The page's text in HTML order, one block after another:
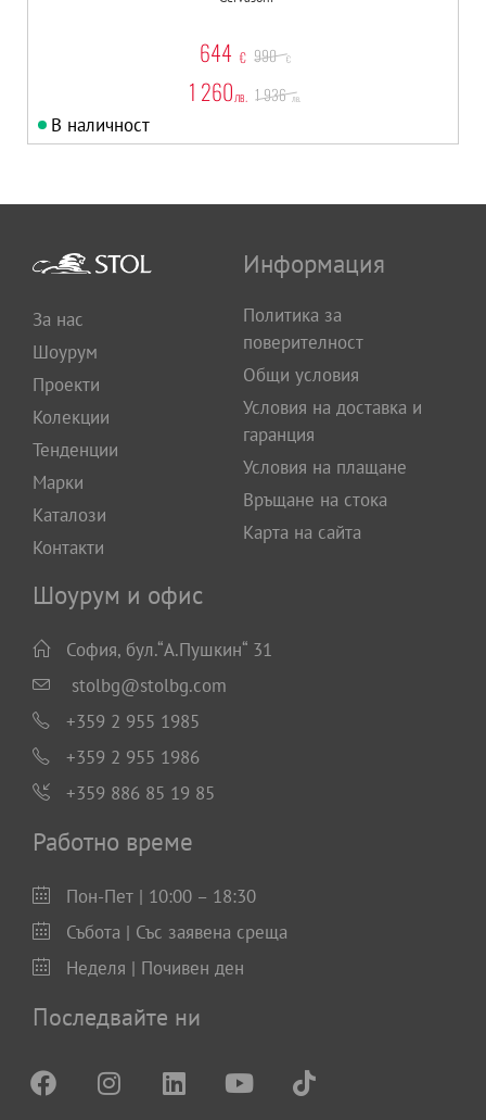
644 € 990 €
1 260лв. 1 936 лв.
В наличност
За нас
Шоурум
Проекти
Колекции
Тенденции
Марки
Каталози
Контакти
Информация
Политика за
поверителност
Общи условия
Условия на доставка и
гаранция
Условия на плащане
Връщане на стока
Карта на сайта
Шоурум и офис
София, бул.“А.Пушкин“ 31
stolbg@stolbg.com
+359 2 955 1985
+359 2 955 1986
+359 886 85 19 85
Работно време
Пон-Пет | 10:00 – 18:30
Събота | Със заявена среща
Неделя | Почивен ден
Последвайте ни